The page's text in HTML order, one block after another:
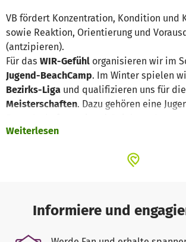
VB fördert Konzentration, Kondition und
sowie Reaktion, Orientierung und
(antzipieren).
Für das WIR-Gefühl organisieren wir im
Jugend-BeachCamp. Im Winter spielen
Bezirks-Liga und qualifizieren uns für die
Meisterschaften. Dazu gehören eine
das Zusammengehörigkeitsgefühl
Spielbetrieb sehr erfolgreich. Sie lernen
Sprunghilfen, Bälle, Netze, Krafthilfen,
erforderlich. Zusätzlich müssen die
Trikots und Trainingsanzügen,
Weiterlesen
Informiere und